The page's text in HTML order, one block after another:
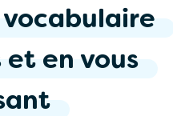
vocabulaire
et en vous